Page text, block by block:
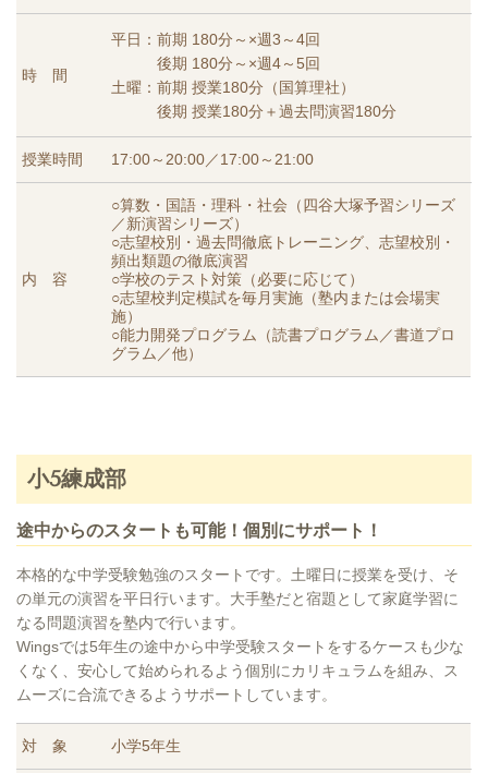
時 間
平日：前期 180分～×週3～4回
後期 180分～×週4～5回
土曜：前期 授業180分（国算理社）
後期 授業180分＋過去問演習180分
授業時間 17:00～20:00／17:00～21:00
内 容
○算数・国語・理科・社会（四谷大塚予習シリーズ
／新演習シリーズ）
○志望校別・過去問徹底トレーニング、志望校別・
頻出類題の徹底演習
○学校のテスト対策（必要に応じて）
○志望校判定模試を毎月実施 （塾内または会場実
施）
○能力開発プログラム（読書プログラム／書道プロ
グラム／他）
小5練成部
途中からのスタートも可能！個別にサポート！
本格的な中学受験勉強のスタートです。土曜日に授業を受け、そ
の単元の演習を平日行います。大手塾だと宿題として家庭学習に
なる問題演習を塾内で行います。
Wingsでは5年生の途中から中学受験スタートをするケースも少な
くなく、安心して始められるよう個別にカリキュラムを組み、ス
ムーズに合流できるようサポートしています。
対 象 小学5年生